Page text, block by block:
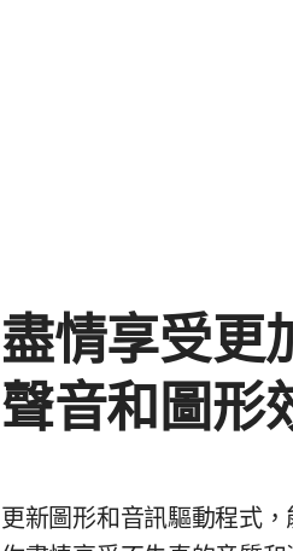
盡情享受更
聲音和圖形
更新圖形和音訊驅動程式